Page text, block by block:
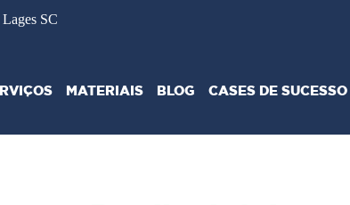
SC
MATERIAIS BLOG CASES DE SUCESSO